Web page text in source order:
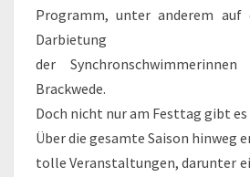
Programm, unter anderem auf
Darbietung
der
Brackwede.
Doch nicht nur am Festtag gibt es
Über die gesamte Saison hinweg
tolle Veranstaltungen, darunter